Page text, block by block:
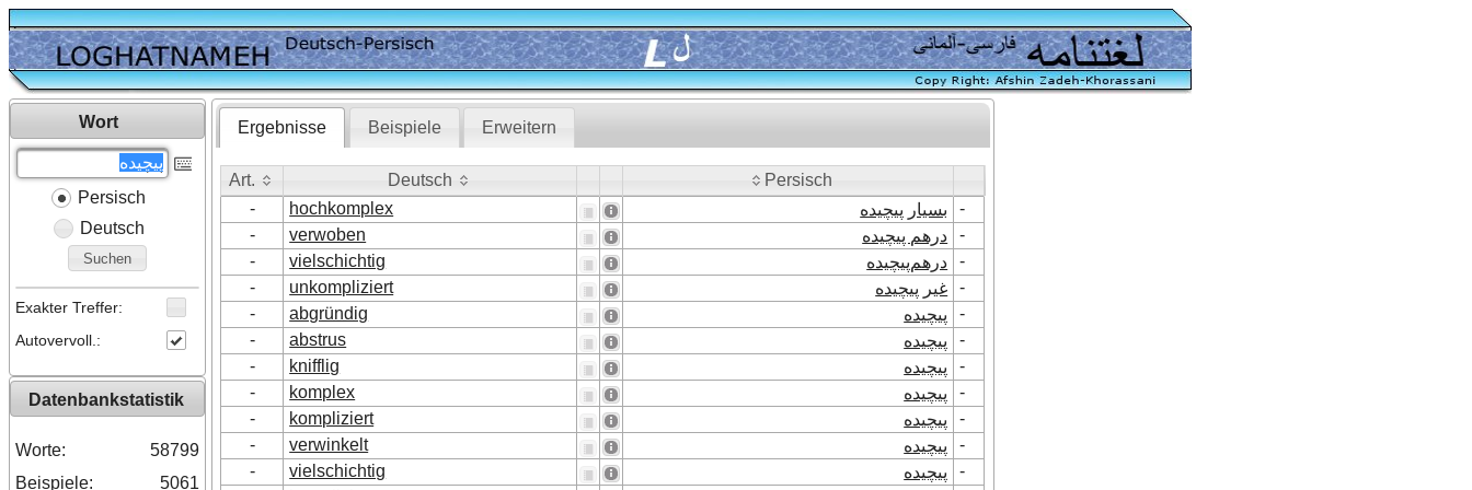
Wort
Persisch
Deutsch
Suchen
Exakter Treffer:
Autovervoll.:
Datenbankstatistik
Worte:
58799
Beispiele:
5061
Ergebnisse Beispiele Erweitern
Art. Deutsch
Persisch
Art.
- hochkomplex بسیار پیچیده
-
-
verwoben درهم پیچیده
-
-
vielschichtig درهم‌پیچیده
-
-
unkompliziert غیر پیچیده
-
-
abgründig پیچیده
-
-
abstrus پیچیده
-
-
knifflig پیچیده
-
-
komplex پیچیده
-
-
kompliziert پیچیده
-
-
verwinkelt پیچیده
-
-
vielschichtig پیچیده
-